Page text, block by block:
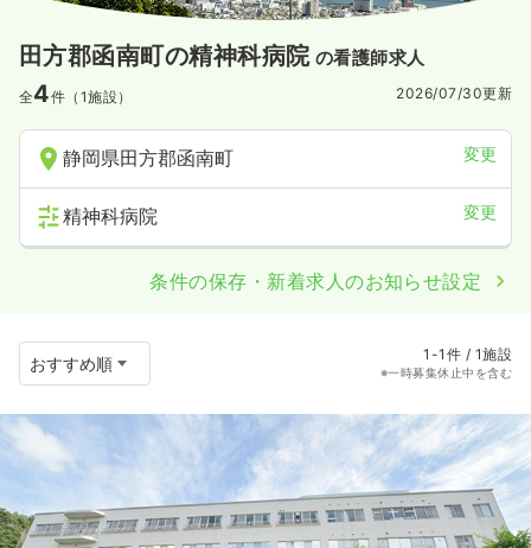
田方郡函南町の精神科病院 の看護師求人
全4件（1施設） 2026/07/30更新
静岡県田方郡函南町 変更
精神科病院 変更
条件の保存・新着求人のお知らせ設定
1-1件 / 1施設
※一時募集休止中を含む